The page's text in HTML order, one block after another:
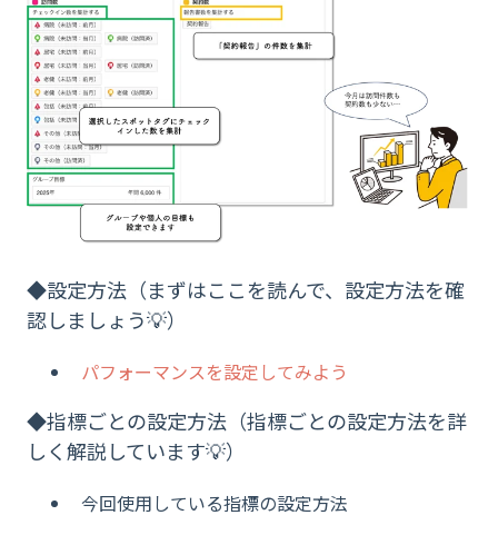
◆設定方法（まずはここを読んで、設定方法を確
認しましょう💡）
パフォーマンスを設定してみよう
◆指標ごとの設定方法（指標ごとの設定方法を詳
しく解説しています💡）
今回使用している指標の設定方法